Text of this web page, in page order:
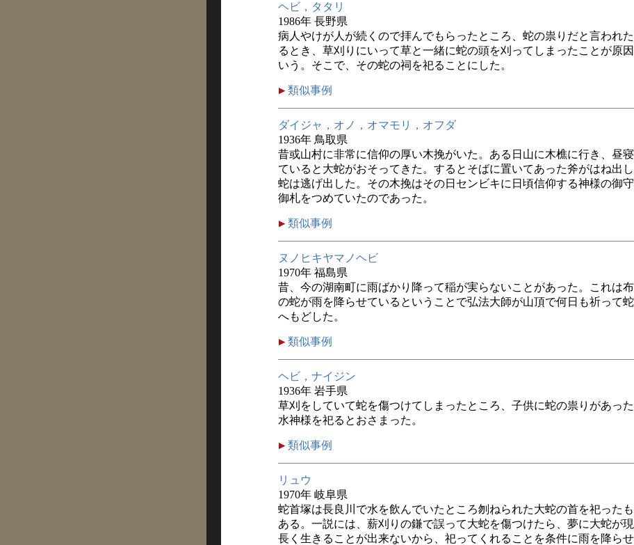
ヘビ，タタリ
1986年 長野県
病人やけが人が続くので拝んでもらったところ、蛇の祟りだと言われ
るとき、草刈りにいって草と一緒に蛇の頭を刈ってしまったことが原
いう。そこで、その蛇の祠を祀ることにした。
類似事例
ダイジャ，オノ，オマモリ，オフダ
1936年 鳥取県
昔或山村に非常に信仰の厚い木挽がいた。ある日山に木樵に行き、昼
ていると大蛇がおそってきた。するとそばに置いてあった斧がはね出
蛇は逃げ出した。その木挽はその日センビキに日頃信仰する神様の御
御札をつめていたのであった。
類似事例
ヌノヒキヤマノヘビ
1970年 福島県
昔、今の湖南町に雨ばかり降って稲が実らないことがあった。これは
の蛇が雨を降らせているということで弘法大師が山頂で何日も祈って
へもどした。
類似事例
ヘビ，ナイジン
1936年 岩手県
草刈をしていて蛇を傷つけてしまったところ、子供に蛇の祟りがあっ
水神様を祀るとおさまった。
類似事例
リュウ
1970年 岐阜県
蛇首塚は長良川で水を飲んでいたところ刎ねられた大蛇の首を祀った
ある。一説には、薪刈りの鎌で誤って大蛇を傷つけたら、夢に大蛇が現
長く生きることが出来ないから、祀ってくれることを条件に雨を降らせ